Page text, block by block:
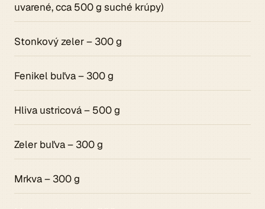
uvarené, cca 500 g suché krúpy)
Stonkový zeler – 300 g
Fenikel buľva – 300 g
Hliva ustricová – 500 g
Zeler buľva – 300 g
Mrkva – 300 g